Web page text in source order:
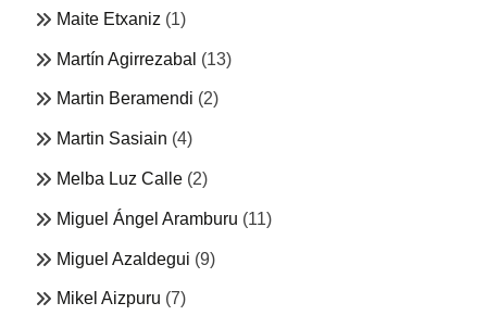
Maite Etxaniz (1)
Martín Agirrezabal (13)
Martin Beramendi (2)
Martin Sasiain (4)
Melba Luz Calle (2)
Miguel Ángel Aramburu (11)
Miguel Azaldegui (9)
Mikel Aizpuru (7)